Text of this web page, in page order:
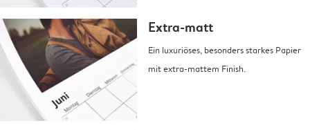
Extra-matt
Ein luxuriöses, besonders starkes Papier
mit extra-mattem Finish.